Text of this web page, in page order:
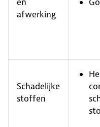
en
afwerking
Schadelijke
stoffen